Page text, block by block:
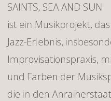
SAINTS, SEA AND SUN
ist ein Musikprojekt,
Jazz-Erlebnis,
Improvisationspraxis,
und Farben der
die in den